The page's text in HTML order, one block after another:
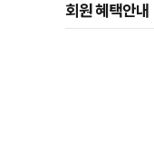
회원 혜택안내